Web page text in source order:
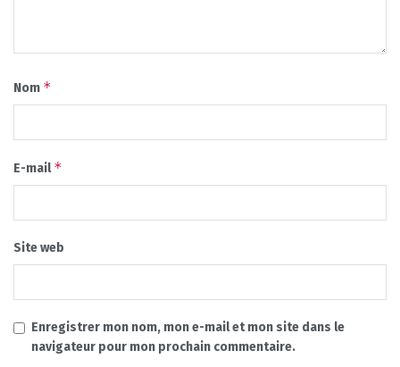
Nom *
E-mail*
Site web
Enregistrer mon nom, mon e-mail et mon site dans le
navigateur pour mon prochain commentaire.